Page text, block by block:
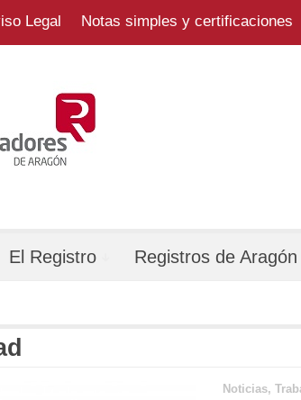
Legal Notas simples y certificaciones
El Registro Registros de Aragón
Noticias,